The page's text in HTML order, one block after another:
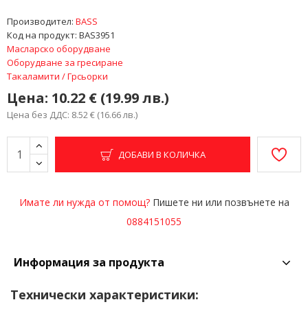
Цена: 10.22 € (19.99 лв.)
Цена без ДДС: 8.52 € (16.66 лв.)
Производител: BASS
Код на продукт: BAS3951
Масларско оборудване
Оборудване за гресиране
Такаламити / Грсьорки
ДОБАВИ В КОЛИЧКА
Имате ли нужда от помощ?Пишете ни или позвънете на
0884151055
Информация за продукта
Технически характеристики: